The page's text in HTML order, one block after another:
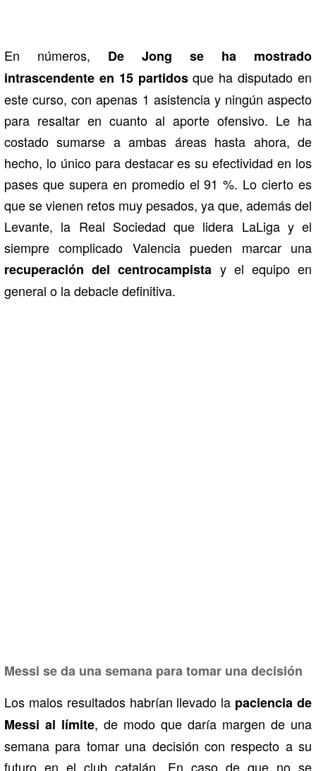
En números, De Jong se ha mostrado
intrascendente en 15 partidosque ha disputado en
este curso, con apenas 1 asistencia y ningún aspecto
para resaltar en cuanto al aporte ofensivo. Le ha
costado sumarse a ambas áreas hasta ahora, de
hecho, lo único para destacar es su efectividad en los
pases que supera en promedio el 91 %. Lo cierto es
que se vienen retos muy pesados, ya que, además del
Levante, la Real Sociedad que lidera LaLiga y el
siempre complicado Valencia pueden marcar una
recuperación del centrocampista y el equipo en
general o la debacle definitiva.
Messi se da una semana para tomar una decisión
Los malos resultados habrían llevado la paciencia de
Messi al límite, de modo que daría margen de una
semana para tomar una decisión con respecto a su
futuro en el club catalán. En caso de que no se